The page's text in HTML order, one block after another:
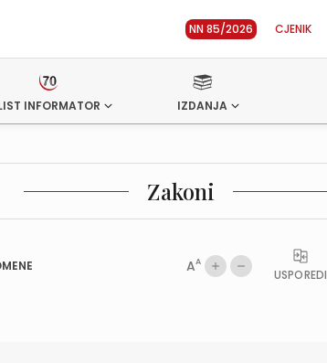
NN 85/2026 CJENIK
INFORMATOR IZDANJA
Zakoni
AA
USPOREDI